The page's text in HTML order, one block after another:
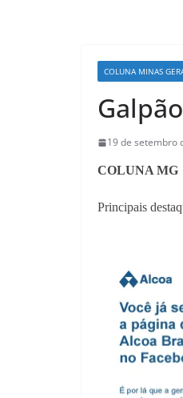
COLUNA MINAS
19 de setembro
COLUNA MG
Principais